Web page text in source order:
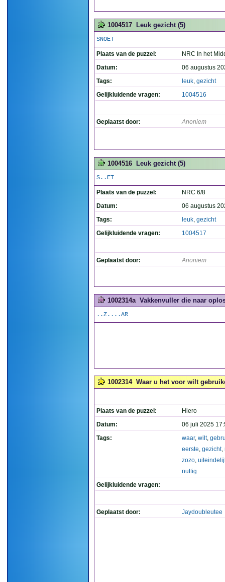
1004517 Leuk gezicht (5)
SNOET
Plaats van de puzzel:
NRC In het
Datum:
06 augustus
Tags:
leuk, gezicht
Gelijkluidende vragen:
1004516
Geplaatst door: Anoniem
1004516 Leuk gezicht (5)
S..ET
Plaats van de puzzel:
NRC 6/8
Datum:
06 augustus
Tags:
leuk, gezicht
Gelijkluidende vragen:
1004517
Geplaatst door: Anoniem
1002314a Vakkenvuller die naar
..Z....AR
1002314 Waar u het voor wilt
Plaats van de puzzel:
Hiero
Datum:
06 juli 2025
Tags:
waar, wilt,
eerste, gezicht,
zozo,
nuttig
Gelijkluidende vragen:
Geplaatst door: Jaydoubleutee